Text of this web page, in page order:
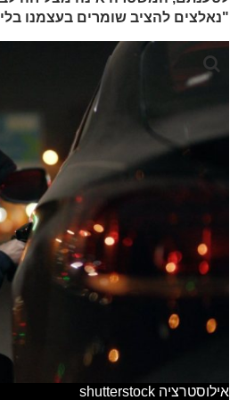
"נאלצים להציב שומרים בעצמנו
אילוסטרציה shutterstock